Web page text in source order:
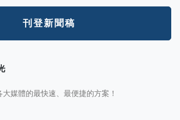
刊登新聞稿
媒體的最快速、最便捷的方案！